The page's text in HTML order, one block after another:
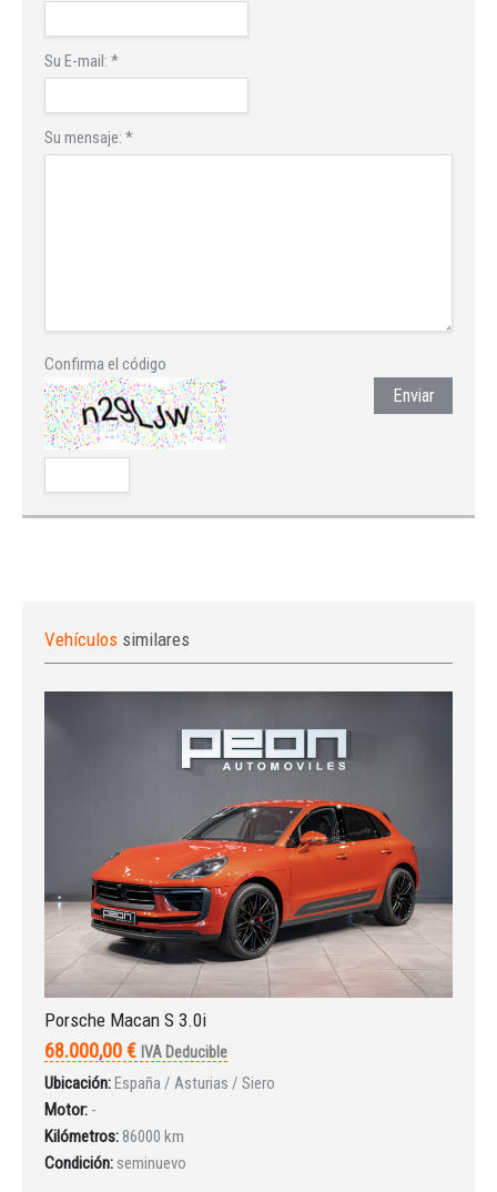
Iniciar sesión
Su E-mail: *
Su mensaje: *
Confirma el código
Enviar
Vehículos similares
Porsche Macan S 3.0i
68.000,00 € IVA Deducible
Ubicación:España / Asturias / Siero
Motor: -
Kilómetros: 86000 km
Condición: seminuevo